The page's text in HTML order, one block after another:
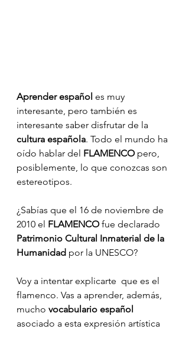
Aprender español es muy
interesante, pero también es
interesante saber disfrutar de la
cultura española. Todo el mundo ha
oído hablar del FLAMENCO pero,
posiblemente, lo que conozcas son
estereotipos.
¿Sabías que el 16 de noviembre de
2010 el FLAMENCO fue declarado
Patrimonio Cultural Inmaterial de la
Humanidad por la UNESCO?
Voy a intentar explicarte  que es el
flamenco. Vas a aprender, además,
mucho vocabulario español
asociado a esta expresión artística